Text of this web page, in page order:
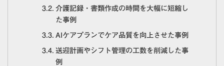
介護記録・書類作成の時間を大幅に短縮し
た事例
AIケアプランでケア品質を向上させた事例
送迎計画やシフト管理の工数を削減した事
例